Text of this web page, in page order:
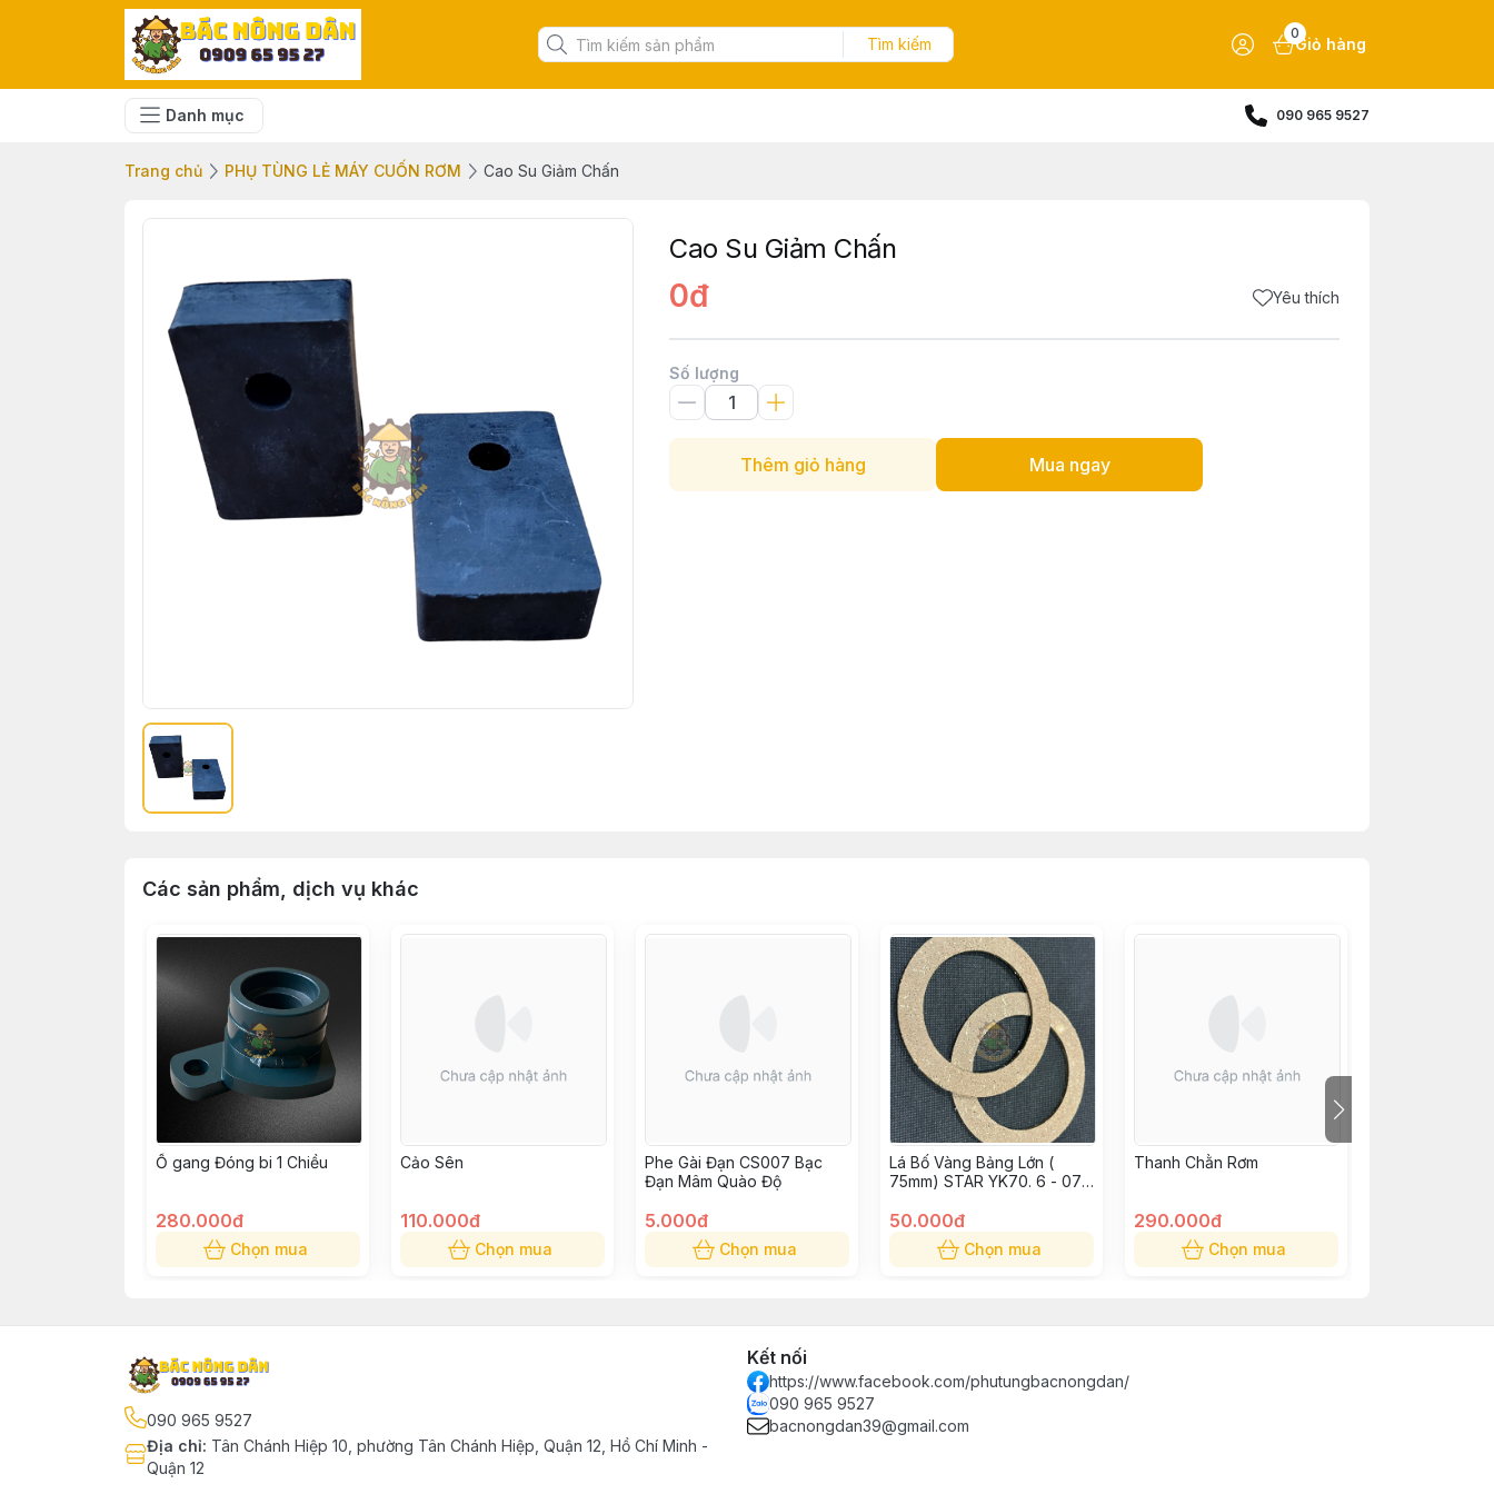
Tìm kiếm
0
Giỏ hàng
Danh mục 090 965 9527
Trang chủ PHỤ TÙNG LẺ MÁY CUỐN RƠM Cao Su Giảm Chấn
Cao Su Giảm Chấn
0đ Yêu thích
Số lượng
Thêm giỏ hàng Mua ngay
Các sản phẩm, dịch vụ khác
Ổ gang Đóng bi 1 Chiều
280.000đ
Chọn mua
Cảo Sên
110.000đ
Chọn mua
Phe Gài Đạn CS007 Bạc
Đạn Mâm Quào Độ
5.000đ
Chọn mua
Lá Bố Vàng Bảng Lớn (
75mm) STAR YK70. 6 - 07 -
50.000đ
Chọn mua
Thanh Chằn Rơm
290.000đ
Chọn mua
090 965 9527
Địa chỉ: Tân Chánh Hiệp 10, phường Tân Chánh Hiệp, Quận 12, Hồ Chí Minh -
Quận 12
Kết nối
https://www.facebook.com/phutungbacnongdan/
090 965 9527
bacnongdan39@gmail.com